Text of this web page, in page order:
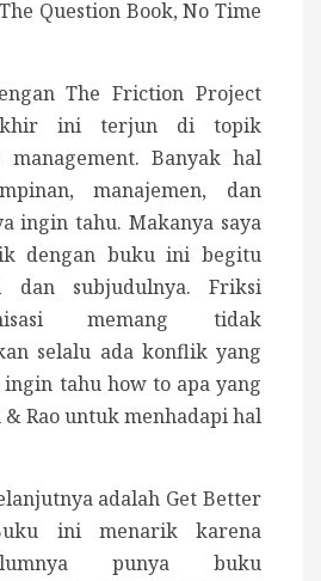
Question Book, No Time
The Friction Project
ini terjun di topik
Banyak hal
manajemen, dan
ingin tahu. Makanya saya
dengan buku ini begitu
dan subjudulnya. Friksi
memang tidak
selalu ada konflik yang
tahu how to apa yang
Rao untuk menhadapi hal
adalah Get Better
ini menarik karena
punya buku